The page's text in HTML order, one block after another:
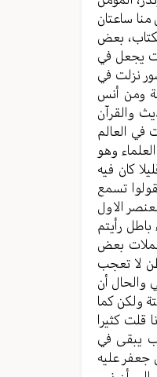
ساعتان
بعض
يجعل في
نزلت في
ومن أنس
والقرآن
في العالم
وهو
كان فيه
تسمع
الاول
رأيتم
بعض
لا تعجب
والحال أن
ولكن كما
قلت كثيرا
يبقى في
جعفر عليه